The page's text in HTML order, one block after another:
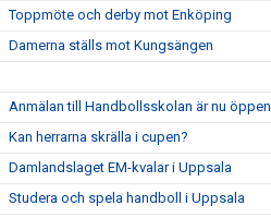
Toppmöte och derby mot Enköping
Damerna ställs mot Kungsängen
Anmälan till Handbollsskolan är nu öppen
Kan herrarna skrälla i cupen?
Damlandslaget EM-kvalar i Uppsala
Studera och spela handboll i Uppsala